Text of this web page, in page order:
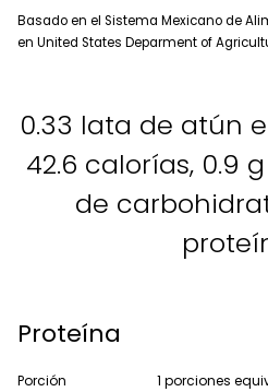
Basado en el Sistema Mexicano de
en United States Deparment of
0.33 lata de atún
42.6 calorías, 0.9
de
Proteína
Porción 1 porciones